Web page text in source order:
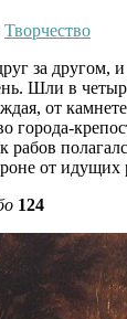
Творчество
за другом,
Шли в
от
города-
рабов
от идущих
124